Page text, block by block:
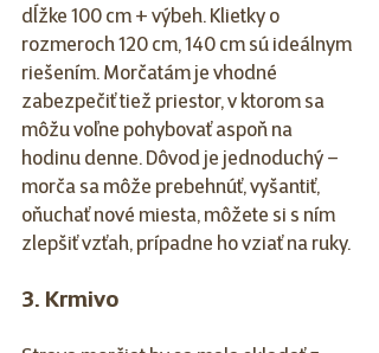
dĺžke 100 cm + výbeh. Klietky o
rozmeroch 120 cm, 140 cm sú ideálnym
riešením. Morčatám je vhodné
zabezpečiť tiež priestor, v ktorom sa
môžu voľne pohybovať aspoň na
hodinu denne. Dôvod je jednoduchý –
morča sa môže prebehnúť, vyšantiť,
oňuchať nové miesta, môžete si s ním
zlepšiť vzťah, prípadne ho vziať na ruky.
3. Krmivo